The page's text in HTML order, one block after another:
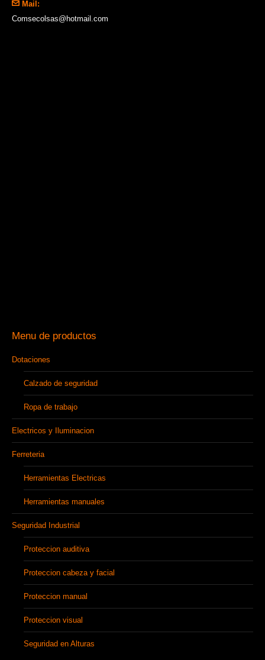
Mail:
Comsecolsas@hotmail.com
Menu de productos
Dotaciones
Calzado de seguridad
Ropa de trabajo
Electricos y Iluminacion
Ferreteria
Herramientas Electricas
Herramientas manuales
Seguridad Industrial
Proteccion auditiva
Proteccion cabeza y facial
Proteccion manual
Proteccion visual
Seguridad en Alturas